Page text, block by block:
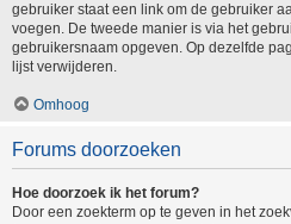
gebruiker staat een link om de gebruiker
voegen. De tweede manier is via het
gebruikersnaam opgeven. Op dezelfde
lijst verwijderen.
Omhoog
Forums doorzoeken
Hoe doorzoek ik het forum?
Door een zoekterm op te geven in het